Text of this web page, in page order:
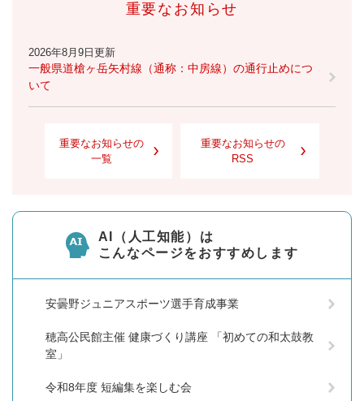
重要なお知らせ
2026年8月9日更新
一般県道槍ヶ岳矢村線（通称：中房線）の通行止めにつ
いて
重要なお知らせの
一覧
重要なお知らせの
RSS
AI（人工知能）は
こんなページをおすすめします
安曇野ジュニアスポーツ選手育成事業
穂高公民館主催 健康づくり講座 「初めての和太鼓教
室」
令和8年度 短編集を楽しむ会